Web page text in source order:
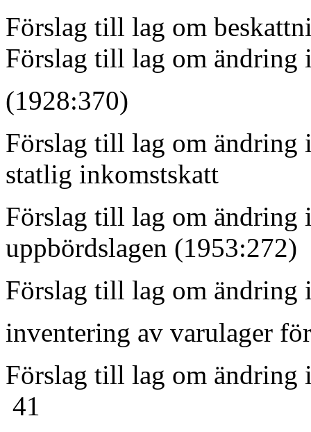
Förslag till lag om
Förslag till lag om ändring
Förslag till lag om ändring
statlig
Förslag till lag om ändring
uppbördslagen
Förslag till lag om ändring
inventering av
Förslag till lag om ändring
41